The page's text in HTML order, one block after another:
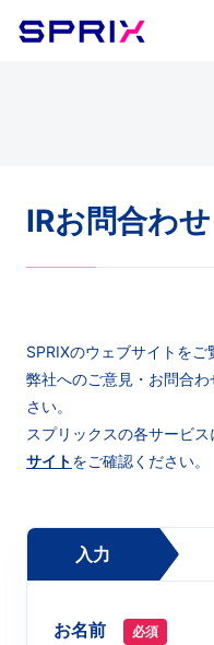
IRお問合わせ
SPRIXのウェブサイトをご
弊社へのご意見・お問合
さい。
スプリックスの各サービス
サイトをご確認ください。
入力
お名前 必須